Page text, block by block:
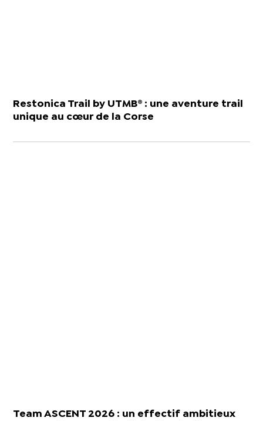
Restonica Trail by UTMB® : une aventure trail
unique au cœur de la Corse
Team ASCENT 2026 : un effectif ambitieux